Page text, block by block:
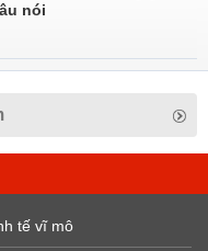
nói
tế vĩ mô